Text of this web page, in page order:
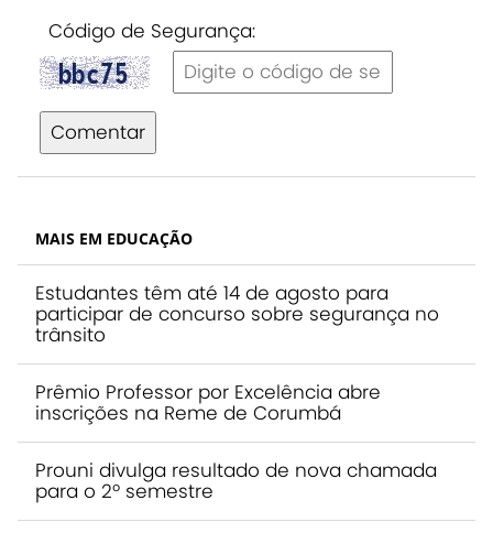
Código de Segurança:
Comentar
MAIS EM EDUCAÇÃO
Estudantes têm até 14 de agosto para
participar de concurso sobre segurança no
trânsito
Prêmio Professor por Excelência abre
inscrições na Reme de Corumbá
Prouni divulga resultado de nova chamada
para o 2º semestre